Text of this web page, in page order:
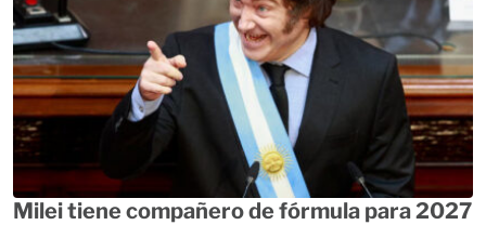
Milei tiene compañero de fórmula para 2027